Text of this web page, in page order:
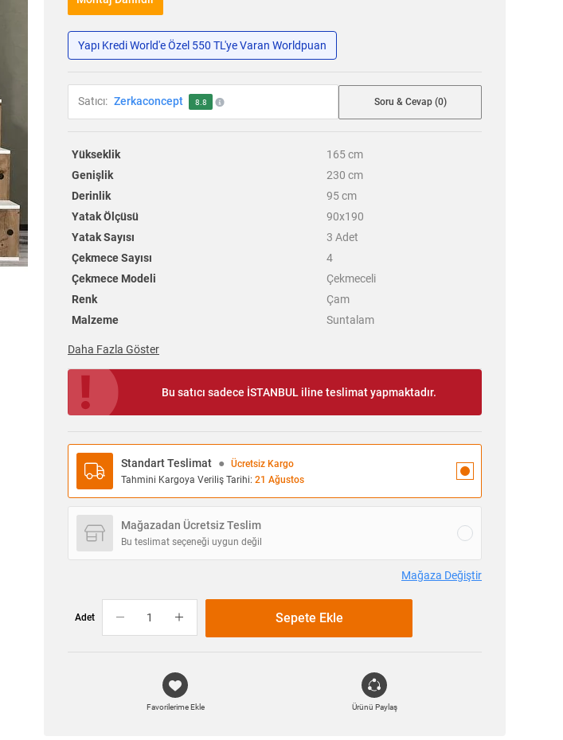
Yapı Kredi World'e Özel 550 TL'ye Varan Worldpuan
Satıcı: Zerkaconcept 8.8 Soru & Cevap (0)
Yükseklik 165 cm
Genişlik
230 cm
Derinlik
95 cm
Yatak Ölçüsü
90x190
Yatak Sayısı
3 Adet
Çekmece Sayısı
4
Çekmece Modeli
Çekmeceli
Renk
Çam
Malzeme
Suntalam
Daha Fazla Göster
Bu satıcı sadece İSTANBUL iline teslimat yapmaktadır.
Standart Teslimat ●
Ücretsiz Kargo
Tahmini Kargoya Veriliş Tarihi: 21 Ağustos
Mağazadan Ücretsiz Teslim
Bu teslimat seçeneği uygun değil
Mağaza Değiştir
Adet Sepete Ekle
Favorilerime Ekle Ürünü Paylaş